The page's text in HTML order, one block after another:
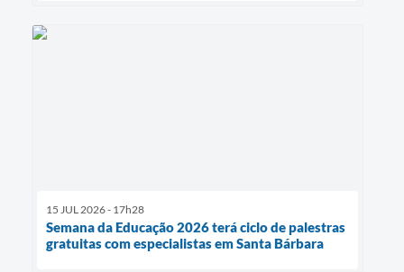
15 JUL 2026 - 17h28
Semana da Educação 2026 terá ciclo de palestras
gratuitas com especialistas em Santa Bárbara